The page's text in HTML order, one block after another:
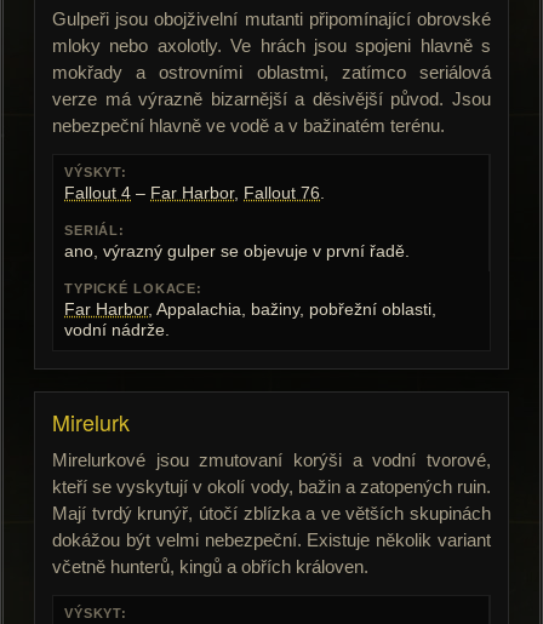
Gulpeři jsou obojživelní mutanti připomínající obrovské
mloky nebo axolotly. Ve hrách jsou spojeni hlavně s
mokřady a ostrovními oblastmi, zatímco seriálová
verze má výrazně bizarnější a děsivější původ. Jsou
nebezpeční hlavně ve vodě a v bažinatém terénu.
VÝSKYT:
Fallout 4 – Far Harbor, Fallout 76.
SERIÁL:
ano, výrazný gulper se objevuje v první řadě.
TYPICKÉ LOKACE:
Far Harbor, Appalachia, bažiny, pobřežní oblasti,
vodní nádrže.
Mirelurk
Mirelurkové jsou zmutovaní korýši a vodní tvorové,
kteří se vyskytují v okolí vody, bažin a zatopených ruin.
Mají tvrdý krunýř, útočí zblízka a ve větších skupinách
dokážou být velmi nebezpeční. Existuje několik variant
včetně hunterů, kingů a obřích královen.
VÝSKYT: